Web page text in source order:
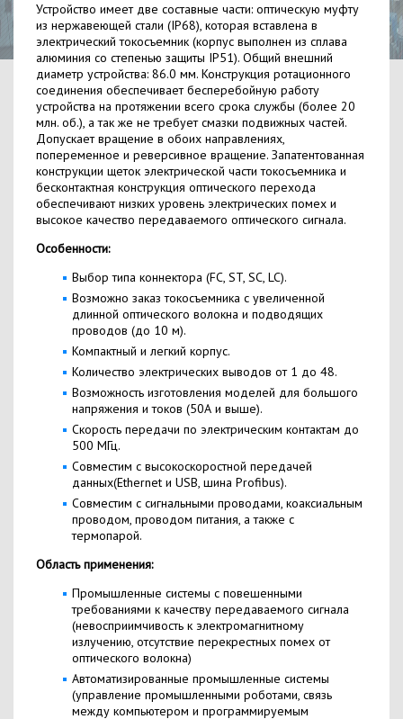
Устройство имеет две составные части: оптическую муфту
из нержавеющей стали (IP68), которая вставлена в
электрический токосъемник (корпус выполнен из сплава
алюминия со степенью защиты IP51). Общий внешний
диаметр устройства: 86.0 мм. Конструкция ротационного
соединения обеспечивает бесперебойную работу
устройства на протяжении всего срока службы (более 20
млн. об.), а так же не требует смазки подвижных частей.
Допускает вращение в обоих направлениях,
попеременное и реверсивное вращение. Запатентованная
конструкции щеток электрической части токосъемника и
бесконтактная конструкция оптического перехода
обеспечивают низких уровень электрических помех и
высокое качество передаваемого оптического сигнала.
Особенности:
Выбор типа коннектора (FC, ST, SC, LC).
Возможно заказ токосъемника с увеличенной
длинной оптического волокна и подводящих
проводов (до 10 м).
Компактный и легкий корпус.
Количество электрических выводов от 1 до 48.
Возможность изготовления моделей для большого
напряжения и токов (50А и выше).
Скорость передачи по электрическим контактам до
500 МГц.
Совместим с высокоскоростной передачей
данных(Ethernet и USB, шина Profibus).
Совместим с сигнальными проводами, коаксиальным
проводом, проводом питания, а также с
термопарой.
Область применения:
Промышленные системы с повешенными
требованиями к качеству передаваемого сигнала
(невосприимчивость к электромагнитному
излучению, отсутствие перекрестных помех от
оптического волокна)
Автоматизированные промышленные системы
(управление промышленными роботами, связь
между компьютером и программируемым